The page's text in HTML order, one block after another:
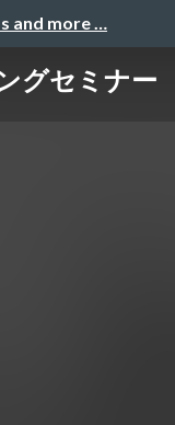
and more …
グセミナ